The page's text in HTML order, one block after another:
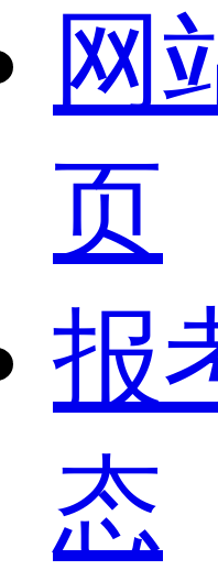
网
页
报
态